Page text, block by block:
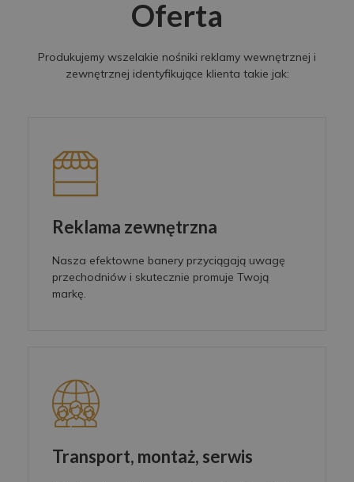
Oferta
Produkujemy wszelakie nośniki reklamy wewnętrznej i
zewnętrznej identyfikujące klienta takie jak:
Reklama zewnętrzna
Nasza efektowne banery przyciągają uwagę
przechodniów i skutecznie promuje Twoją
markę.
Transport, montaż, serwis